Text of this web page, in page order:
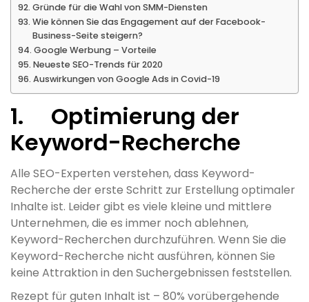
Gründe für die Wahl von SMM-Diensten
Wie können Sie das Engagement auf der Facebook-
Business-Seite steigern?
Google Werbung – Vorteile
Neueste SEO-Trends für 2020
Auswirkungen von Google Ads in Covid-19
1. Optimierung der
Keyword-Recherche
Alle SEO-Experten verstehen, dass Keyword-
Recherche der erste Schritt zur Erstellung optimaler
Inhalte ist. Leider gibt es viele kleine und mittlere
Unternehmen, die es immer noch ablehnen,
Keyword-Recherchen durchzuführen. Wenn Sie die
Keyword-Recherche nicht ausführen, können Sie
keine Attraktion in den Suchergebnissen feststellen.
Rezept für guten Inhalt ist – 80% vorübergehende